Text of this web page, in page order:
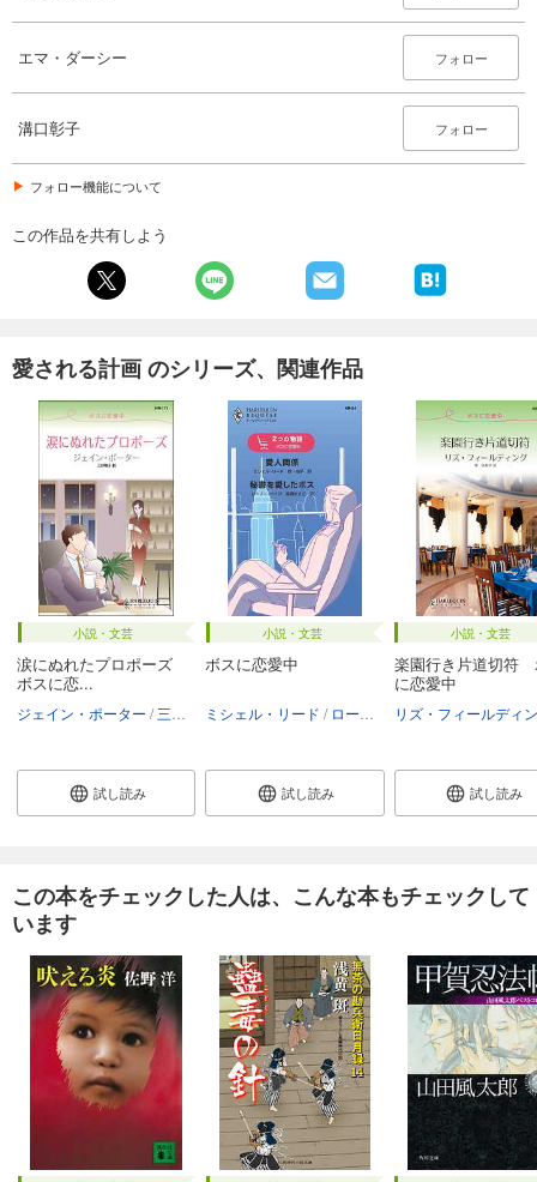
エマ・ダーシー フォロー
溝口彰子 フォロー
フォロー機能について
この作品を共有しよう
愛される計画 のシリーズ、関連作品
小説・文芸
涙にぬれたプロポーズ
ボスに恋...
ジェイン・ポーター 三好陽子
試し読み
小説・文芸
ボスに恋愛中
ミシェル・リード ローリー・ペイジ 槙由子 高
試し読み
小説・文芸
楽園行き片道切符
に恋愛中
試し読み
この本をチェックした人は、こんな本もチェックして
います